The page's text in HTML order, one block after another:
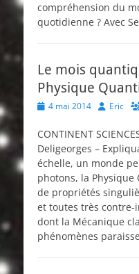
compréhension du
quotidienne ? Avec
Le mois
Physique
Posted
4 mai 2014 Author
Eric
CONTINENT
Deligeorges –
échelle, un monde
photons, la Physique
de propriétés
et toutes très contre-
dont la Mécanique
phénomènes